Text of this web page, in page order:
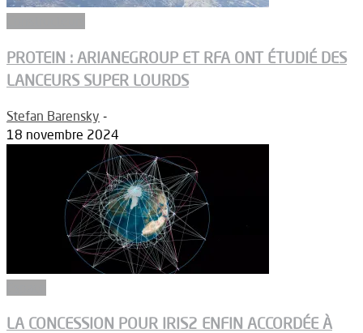
PROTEIN : ARIANEGROUP ET RFA ONT ÉTUDIÉ DES
LANCEURS SUPER LOURDS
Stefan Barensky -
18 novembre 2024
LA CONCESSION POUR IRIS2 ENFIN ACCORDÉE À